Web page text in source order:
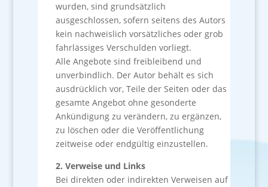
wurden, sind grundsätzlich
ausgeschlossen, sofern seitens des Autors
kein nachweislich vorsätzliches oder grob
fahrlässiges Verschulden vorliegt.
Alle Angebote sind freibleibend und
unverbindlich. Der Autor behält es sich
ausdrücklich vor, Teile der Seiten oder das
gesamte Angebot ohne gesonderte
Ankündigung zu verändern, zu ergänzen,
zu löschen oder die Veröffentlichung
zeitweise oder endgültig einzustellen.
2. Verweise und Links
Bei direkten oder indirekten Verweisen auf